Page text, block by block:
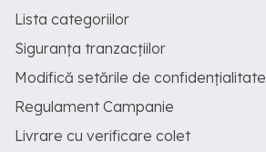
Lista categoriilor
Siguranța tranzacțiilor
Modifică setările de confidențialitate
Regulament Campanie
Livrare cu verificare colet